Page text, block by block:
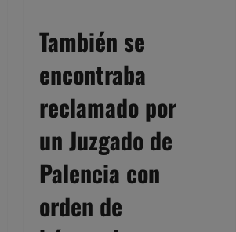
También se
encontraba
reclamado por
un Juzgado de
Palencia con
orden de